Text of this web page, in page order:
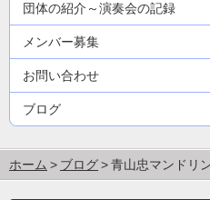
団体の紹介～演奏会の記録
メンバー募集
お問い合わせ
ブログ
ホーム ブログ 青山忠マンドリ